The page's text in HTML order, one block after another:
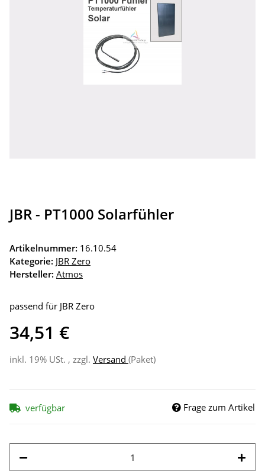
JBR - PT1000 Solarfühler
Artikelnummer: 16.10.54
Kategorie: JBR Zero
Hersteller: Atmos
passend für JBR Zero
34,51 €
inkl. 19% USt. , zzgl. Versand (Paket)
verfügbar Frage zum Artikel